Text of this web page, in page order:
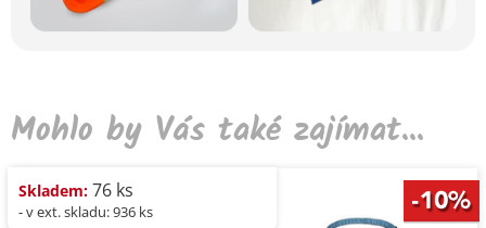
Mohlo by Vás také zajímat...
Skladem: 76 ks
- v ext. skladu: 936 ks